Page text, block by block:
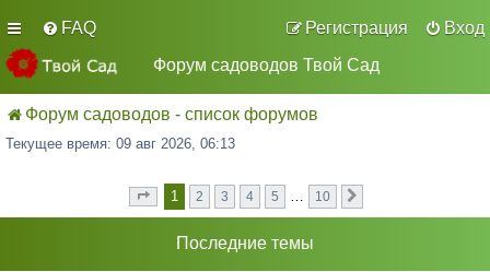
FAQ Вход
Регистрация
Форум садоводов Твой Сад
Форум садоводов - список форумов
Текущее время: 09 авг 2026, 06:13
Страница 1из 10
1 2 3 4 5 … 10
Последние темы